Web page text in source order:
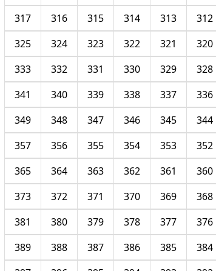
312
313
314
315
316
317
320
321
322
323
324
325
328
329
330
331
332
333
336
337
338
339
340
341
344
345
346
347
348
349
352
353
354
355
356
357
360
361
362
363
364
365
368
369
370
371
372
373
376
377
378
379
380
381
384
385
386
387
388
389